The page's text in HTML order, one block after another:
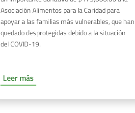
Asociación Alimentos para la Caridad para
apoyar a las familias más vulnerables, que han
quedado desprotegidas debido a la situación
del COVID-19.
Leer más